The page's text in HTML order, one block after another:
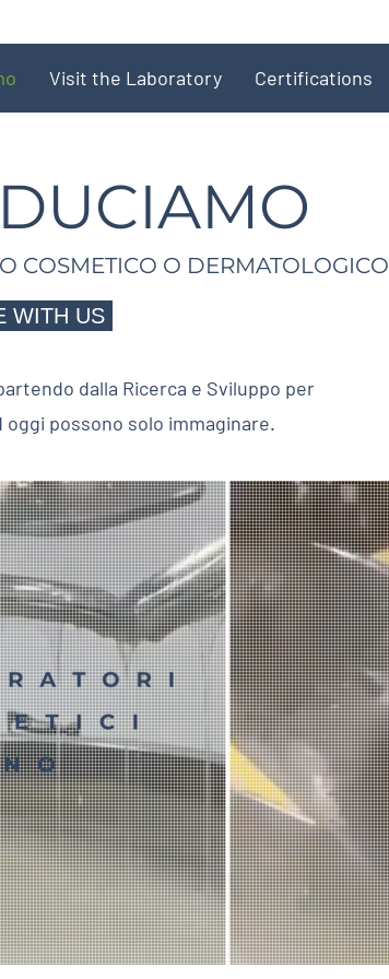
Visit the Laboratory Certifications
COSMETICO O DERMATOLOGICO
WITH US
dalla Ricerca e Sviluppo per
possono solo immaginare.